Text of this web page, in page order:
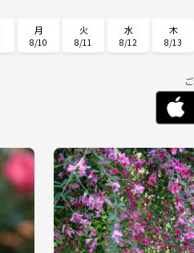
月
8/10
火
8/11
水
8/12
木
8/13